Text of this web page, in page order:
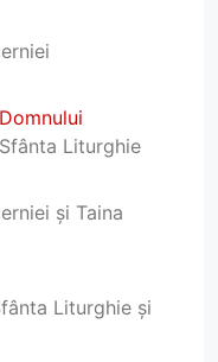
Liturghie
și Taina
Liturghie și